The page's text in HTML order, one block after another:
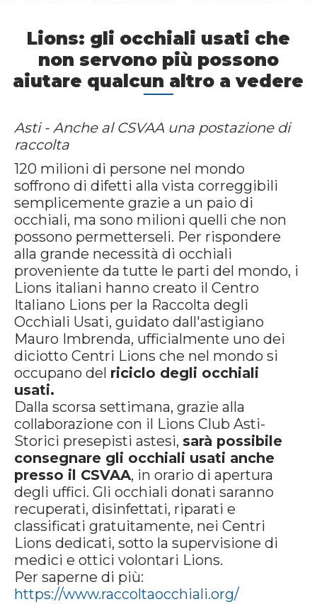
Lions: gli occhiali usati che
non servono più possono
aiutare qualcun altro a vedere
Asti - Anche al CSVAA una postazione di
raccolta
120 milioni di persone nel mondo
soffrono di difetti alla vista correggibili
semplicemente grazie a un paio di
occhiali, ma sono milioni quelli che non
possono permetterseli. Per rispondere
alla grande necessità di occhiali
proveniente da tutte le parti del mondo, i
Lions italiani hanno creato il Centro
Italiano Lions per la Raccolta degli
Occhiali Usati, guidato dall'astigiano
Mauro Imbrenda, ufficialmente uno dei
diciotto Centri Lions che nel mondo si
occupano del riciclo degli occhiali
usati.
Dalla scorsa settimana, grazie alla
collaborazione con il Lions Club Asti-
Storici presepisti astesi, sarà possibile
consegnare gli occhiali usati anche
presso il CSVAA, in orario di apertura
degli uffici. Gli occhiali donati saranno
recuperati, disinfettati, riparati e
classificati gratuitamente, nei Centri
Lions dedicati, sotto la supervisione di
medici e ottici volontari Lions.
Per saperne di più:
https://www.raccoltaocchiali.org/